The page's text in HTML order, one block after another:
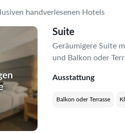
handverlesenen Hotels
Suite
Geräumigere Suite
und Balkon oder
Ausstattung
Balkon oder Terrasse